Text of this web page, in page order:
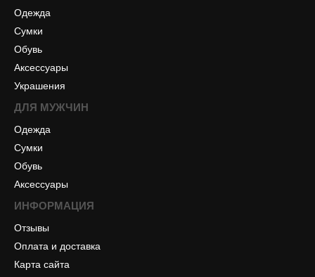
Одежда
Сумки
Обувь
Аксессуары
Украшения
ДЛЯ МУЖЧИН
Одежда
Сумки
Обувь
Аксессуары
ИНФОРМАЦИЯ
Отзывы
Оплата и доставка
Карта сайта